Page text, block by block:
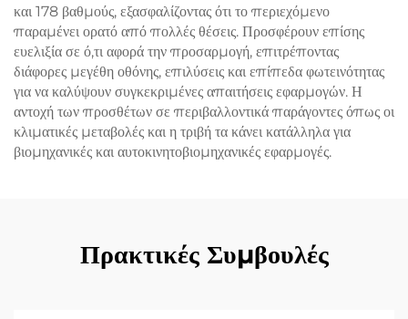
και 178 βαθμούς, εξασφαλίζοντας ότι το περιεχόμενο
παραμένει ορατό από πολλές θέσεις. Προσφέρουν επίσης
ευελιξία σε ό,τι αφορά την προσαρμογή, επιτρέποντας
διάφορες μεγέθη οθόνης, επιλύσεις και επίπεδα φωτεινότητας
για να καλύψουν συγκεκριμένες απαιτήσεις εφαρμογών. Η
αντοχή των προσθέτων σε περιβαλλοντικά παράγοντες όπως οι
κλιματικές μεταβολές και η τριβή τα κάνει κατάλληλα για
βιομηχανικές και αυτοκινητοβιομηχανικές εφαρμογές.
Πρακτικές Συμβουλές